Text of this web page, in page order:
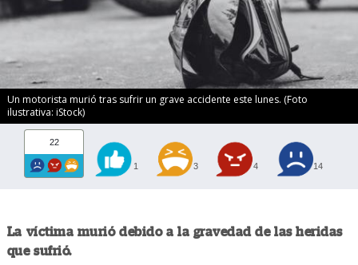
Un motorista murió tras sufrir un grave accidente este lunes. (Foto
ilustrativa: iStock)
22
1 3 4 14
La víctima murió debido a la gravedad de las heridas
que sufrió.